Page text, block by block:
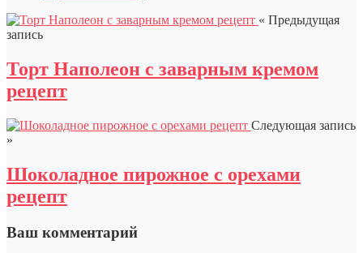
« Предыдущая
запись
Торт Наполеон с заварным кремом
рецепт
Следующая запись
»
Шоколадное пирожное с орехами
рецепт
Ваш комментарий